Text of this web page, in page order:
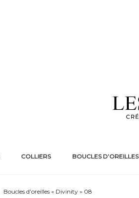
COLLIERS BOUCLES D’OREILLES
Boucles d’oreilles « Divinity » 08